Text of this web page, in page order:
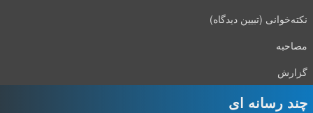
نکته‌خوانی (تبیین دیدگاه)
مصاحبه
گزارش
چند رسانه ای